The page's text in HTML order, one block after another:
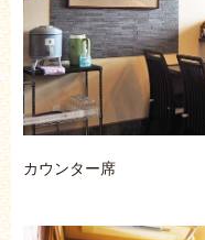
カウンター席